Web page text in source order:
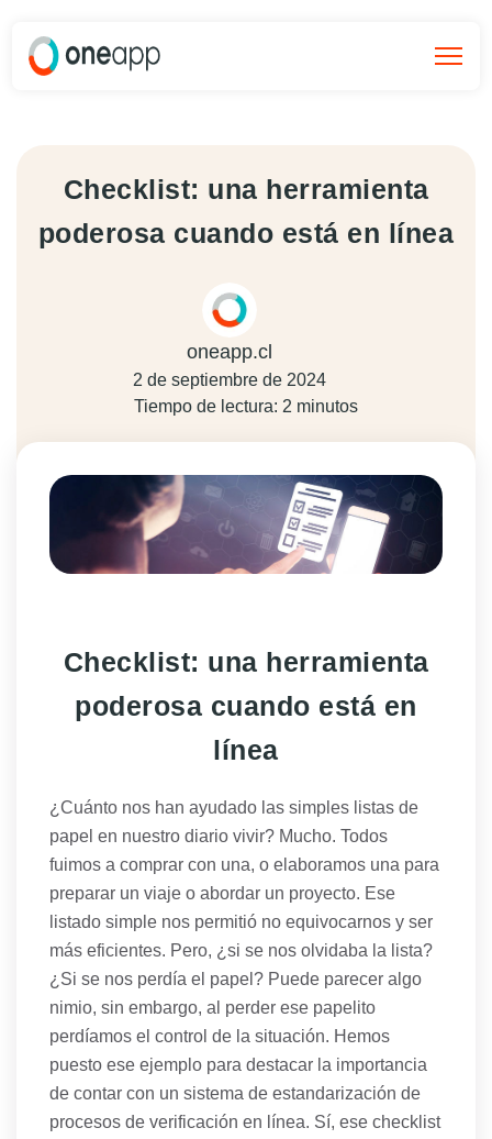
Checklist: una herramienta
poderosa cuando está en línea
oneapp.cl
2 de septiembre de 2024
Tiempo de lectura: 2 minutos
Checklist: una herramienta
poderosa cuando está en
línea
¿Cuánto nos han ayudado las simples listas de
papel en nuestro diario vivir? Mucho. Todos
fuimos a comprar con una, o elaboramos una para
preparar un viaje o abordar un proyecto. Ese
listado simple nos permitió no equivocarnos y ser
más eficientes. Pero, ¿si se nos olvidaba la lista?
¿Si se nos perdía el papel? Puede parecer algo
nimio, sin embargo, al perder ese papelito
perdíamos el control de la situación. Hemos
puesto ese ejemplo para destacar la importancia
de contar con un sistema de estandarización de
procesos de verificación en línea. Sí, ese checklist